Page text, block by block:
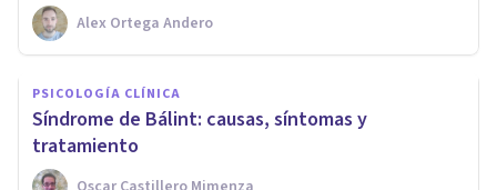
Alex Ortega Andero
PSICOLOGÍA CLÍNICA
Síndrome de Bálint: causas, síntomas y
tratamiento
​Esclerosis múltiple: tipos,
síntomas y posibles causas